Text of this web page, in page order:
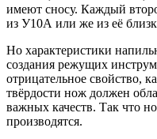
имеют сносу. Каждый
из У10А или же из её
Но характеристики
создания режущих
отрицательное свойство,
твёрдости нож должен
важных качеств. Так что
производятся.